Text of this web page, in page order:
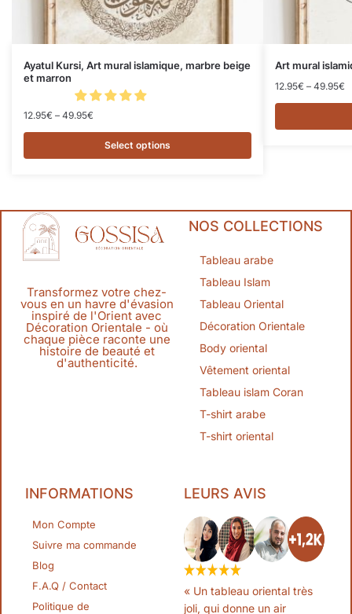
Ayatul Kursi, Art mural islamique, marbre beige
et marron
12.95€ – 49.95€
Select options
Art mural
12.95€ – 49.95€
Transformez votre chez-
vous en un havre d'évasion
inspiré de l'Orient avec
Décoration Orientale - où
chaque pièce raconte une
histoire de beauté et
d'authenticité.
NOS COLLECTIONS
Tableau arabe
Tableau Islam
Tableau Oriental
Décoration Orientale
Body oriental
Vêtement oriental
Tableau islam Coran
T-shirt arabe
T-shirt oriental
INFORMATIONS
Mon Compte
Suivre ma commande
Blog
F.A.Q / Contact
Politique de
LEURS AVIS
« Un tableau oriental très
joli, qui donne un air